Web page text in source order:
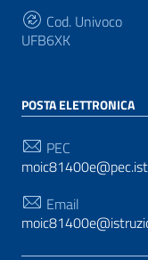
Cod. Univoco
UFB6XK
POSTA ELETTRONICA
PEC
Email